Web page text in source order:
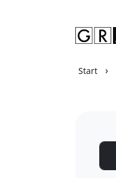
Start ›